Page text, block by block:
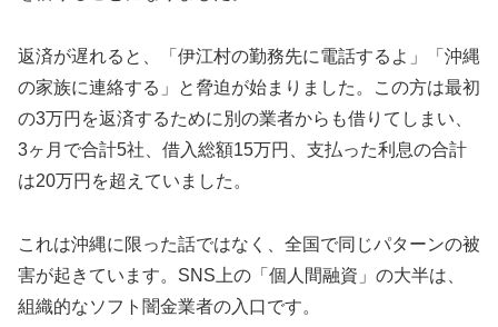
返済が遅れると、「伊江村の勤務先に電話するよ」「沖縄
の家族に連絡する」と脅迫が始まりました。この方は最初
の3万円を返済するために別の業者からも借りてしまい、
3ヶ月で合計5社、借入総額15万円、支払った利息の合計
は20万円を超えていました。
これは沖縄に限った話ではなく、全国で同じパターンの被
害が起きています。SNS上の「個人間融資」の大半は、
組織的なソフト闇金業者の入口です。